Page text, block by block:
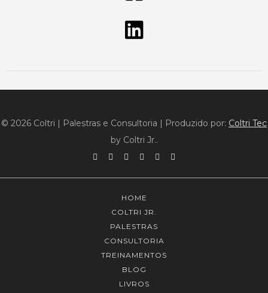
© 2026 Coltri | Palestras e Consultoria | Produzido por: Coltri Tec
by Coltri Jr..
HOME
COLTRI JR.
PALESTRAS
CONSULTORIA
TREINAMENTOS
BLOG
LIVROS